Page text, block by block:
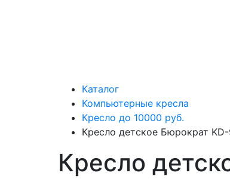
Каталог
Компьютерные кресла
Кресло до 10000 руб.
Кресло детское Бюрократ
Кресло